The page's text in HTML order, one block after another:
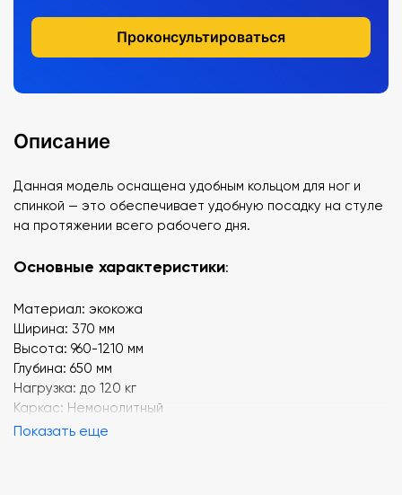
Проконсультироваться
Описание
Данная модель оснащена удобным кольцом для ног и
спинкой — это обеспечивает удобную посадку на стуле
на протяжении всего рабочего дня.
Основные характеристики:
Материал: экокожа
Ширина: 370 мм
Высота: 960-1210 мм
Глубина: 650 мм
Нагрузка: до 120 кг
Каркас: Немонолитный
Показать еще